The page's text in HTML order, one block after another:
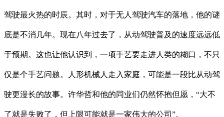
驾驶最火热的时辰。其时，对于无人驾驶汽车的落地，他的谜
底是不消几年。现在八年过去了，从动驾驶普及的速度远远低
于预期。这也让他认识到，一项手艺要走进人类的糊口，不只
仅是个手艺问题。人形机械人走入家庭，可能是一段比从动驾
驶更漫长的故事。许华哲和他的同业们仍然怀抱但愿，“大不
了就是失败了，但上限可能就是一家伟大的公司”。